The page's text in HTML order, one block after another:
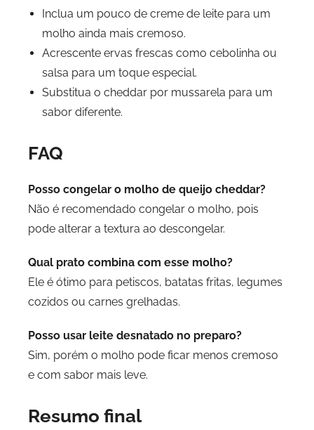
Inclua um pouco de creme de leite para um
molho ainda mais cremoso.
Acrescente ervas frescas como cebolinha ou
salsa para um toque especial.
Substitua o cheddar por mussarela para um
sabor diferente.
FAQ
Posso congelar o molho de queijo cheddar?
Não é recomendado congelar o molho, pois
pode alterar a textura ao descongelar.
Qual prato combina com esse molho?
Ele é ótimo para petiscos, batatas fritas, legumes
cozidos ou carnes grelhadas.
Posso usar leite desnatado no preparo?
Sim, porém o molho pode ficar menos cremoso
e com sabor mais leve.
Resumo final